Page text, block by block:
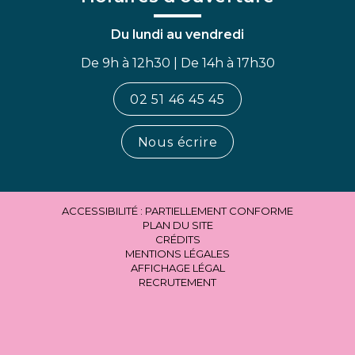
Du lundi au vendredi
De 9h à 12h30 | De 14h à 17h30
02 51 46 45 45
Nous écrire
ACCESSIBILITÉ : PARTIELLEMENT CONFORME
PLAN DU SITE
CRÉDITS
MENTIONS LÉGALES
AFFICHAGE LÉGAL
RECRUTEMENT